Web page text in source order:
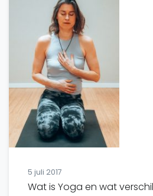
5 juli 2017
Wat is Yoga en wat